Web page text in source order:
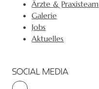
Ärzte & Praxisteam
Galerie
Jobs
Aktuelles
SOCIAL MEDIA